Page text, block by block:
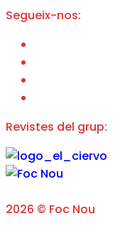
Segueix-nos:
Revistes del grup:
2026 © Foc Nou